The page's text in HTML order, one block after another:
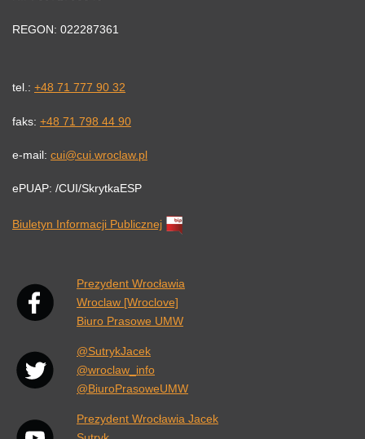
REGON: 022287361
tel.: +48 71 777 90 32
faks: +48 71 798 44 90
e-mail: cui@cui.wroclaw.pl
ePUAP: /CUI/SkrytkaESP
Biuletyn Informacji Publicznej
Link otwiera się w nowej karcie przeglądarki.
Prezydent Wrocławia
Wroclaw [Wroclove]
Biuro Prasowe UMW
@SutrykJacek
@wroclaw_info
@BiuroPrasoweUMW
Prezydent Wrocławia Jacek